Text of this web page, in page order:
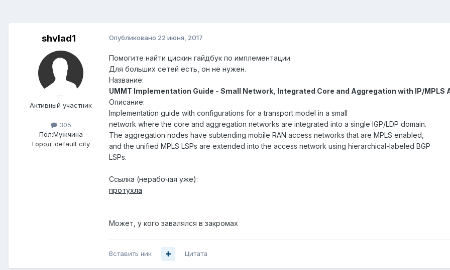
shvlad1
Активный участник
305
Пол:Мужчина
Город: default city
Опубликовано 22 июня, 2017
Помогите найти цискин гайдбук по имплементации.
Для больших сетей есть, он не нужен.
Название:
UMMT Implementation Guide - Small Network, Integrated Core and Aggregation with IP/MPLS
Описание:
Implementation guide with configurations for a transport model in a small
network where the core and aggregation networks are integrated into a single IGP/LDP domain.
The aggregation nodes have subtending mobile RAN access networks that are MPLS enabled,
and the unified MPLS LSPs are extended into the access network using hierarchical-labeled BGP
LSPs.
Ссылка (нерабочая уже):
протухла
Может, у кого завалялся в закромах
Вставить ник Цитата